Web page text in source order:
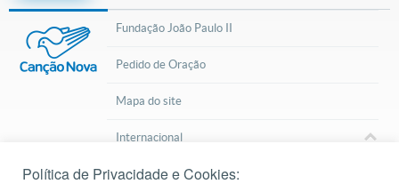
Fundação João Paulo II
Pedido de Oração
Mapa do site
Internacional
cancaonova.com © 2002 – 2026Todos os direitos reservados.
Política de Privacidade e Cookies: